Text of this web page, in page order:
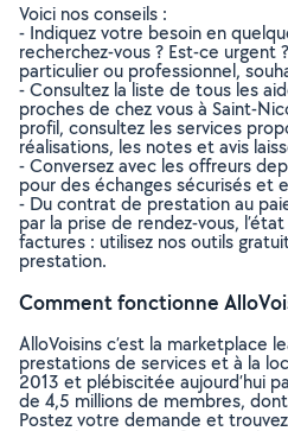
Voici nos conseils :
- Indiquez votre besoin en
recherchez-vous ? Est-ce
particulier ou professionnel,
- Consultez la liste de tous les
proches de chez vous à Saint-
profil, consultez les services
réalisations, les notes et avis
- Conversez avec les offreurs
pour des échanges sécurisés et
- Du contrat de prestation au
par la prise de rendez-vous,
factures : utilisez nos outils
prestation.
Comment fonctionne
AlloVoisins c’est la marketplace
prestations de services et à la
2013 et plébiscitée aujourd’hui
de 4,5 millions de membres,
Postez votre demande et